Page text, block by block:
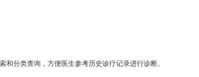
分类查询，方便医生参考历史诊疗记录进行诊断。